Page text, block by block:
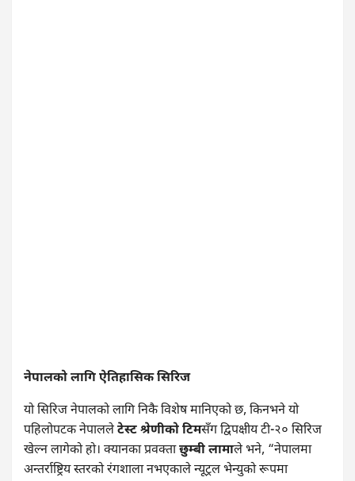
नेपालको लागि ऐतिहासिक सिरिज
यो सिरिज नेपालको लागि निकै विशेष मानिएको छ, किनभने यो
पहिलोपटक नेपाललेटेस्ट श्रेणीको टिमसँग द्विपक्षीय टी-२० सिरिज
खेल्न लागेको हो। क्यानका प्रवक्ताछुम्बी लामाले भने, “नेपालमा
अन्तर्राष्ट्रिय स्तरको रंगशाला नभएकाले न्यूट्रल भेन्युको रूपमा